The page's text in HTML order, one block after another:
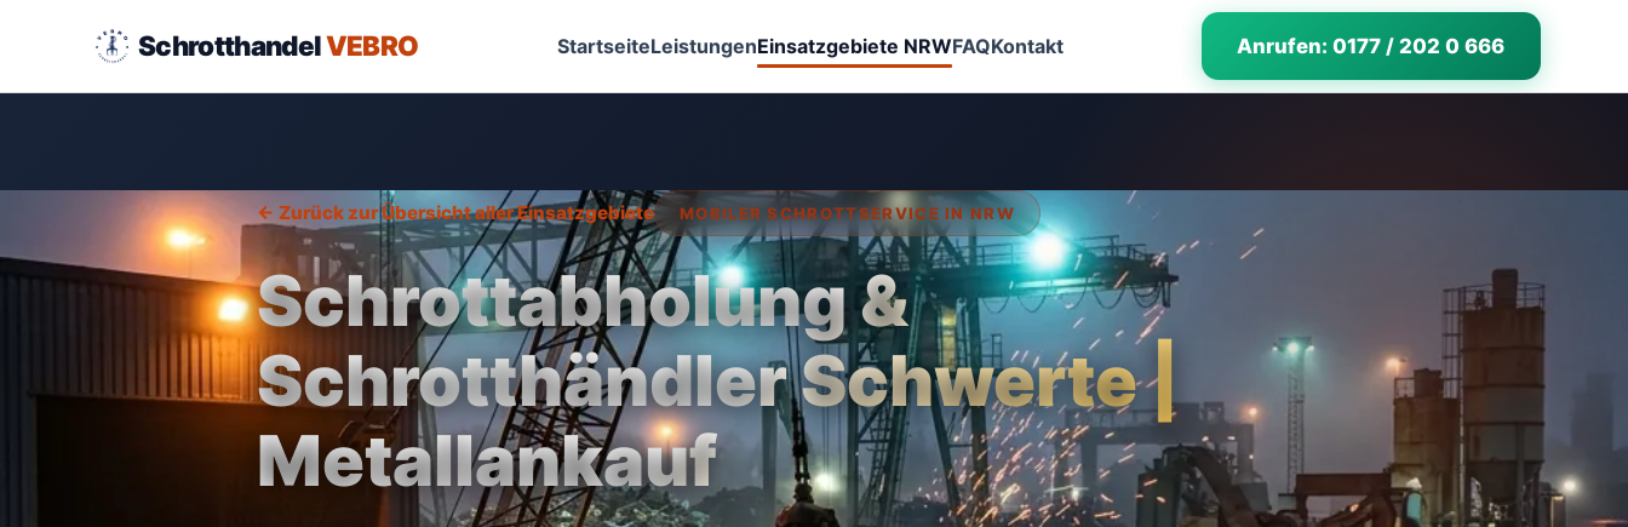
SchrotthandelVEBRO StartseiteLeistungenEinsatzgebiete NRWFAQKontakt Anrufen: 0177 / 202 0 666
← Zurück zur Übersicht aller Einsatzgebiete MOBILER SCHROTTSERVICE IN NRW
Schrottabholung &
Schrotthändler Schwerte |
Metallankauf